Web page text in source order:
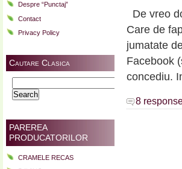
Despre “Punctaj”
Contact
Privacy Policy
Cautare Clasica
for:
PAREREA
PRODUCATORILOR
CRAMELE RECAS
De vreo
Care de
jumatate
Facebook
concediu.
8